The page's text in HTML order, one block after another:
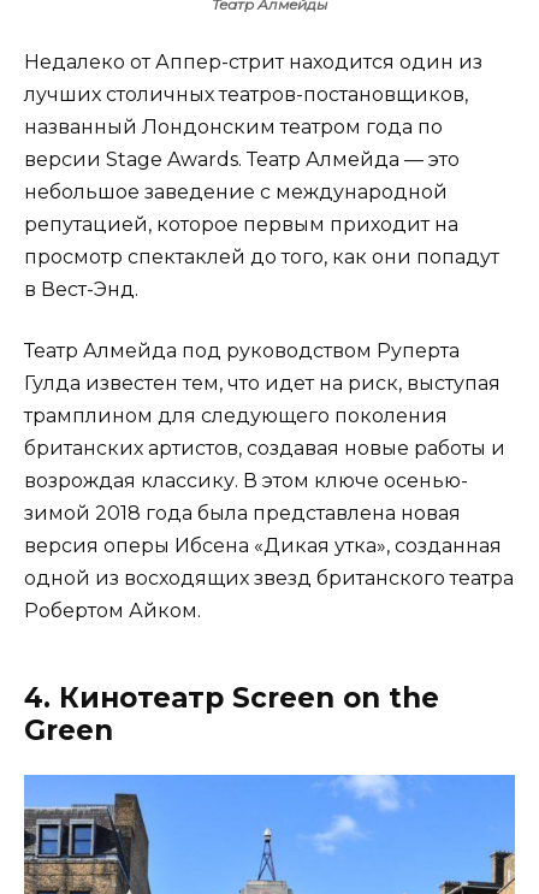
Театр Алмейды
Недалеко от Аппер-стрит находится один из
лучших столичных театров-постановщиков,
названный Лондонским театром года по
версии Stage Awards. Театр Алмейда — это
небольшое заведение с международной
репутацией, которое первым приходит на
просмотр спектаклей до того, как они попадут
в Вест-Энд.
Театр Алмейда под руководством Руперта
Гулда известен тем, что идет на риск, выступая
трамплином для следующего поколения
британских артистов, создавая новые работы и
возрождая классику. В этом ключе осенью-
зимой 2018 года была представлена новая
версия оперы Ибсена «Дикая утка», созданная
одной из восходящих звезд британского театра
Робертом Айком.
4. Кинотеатр Screen on the
Green